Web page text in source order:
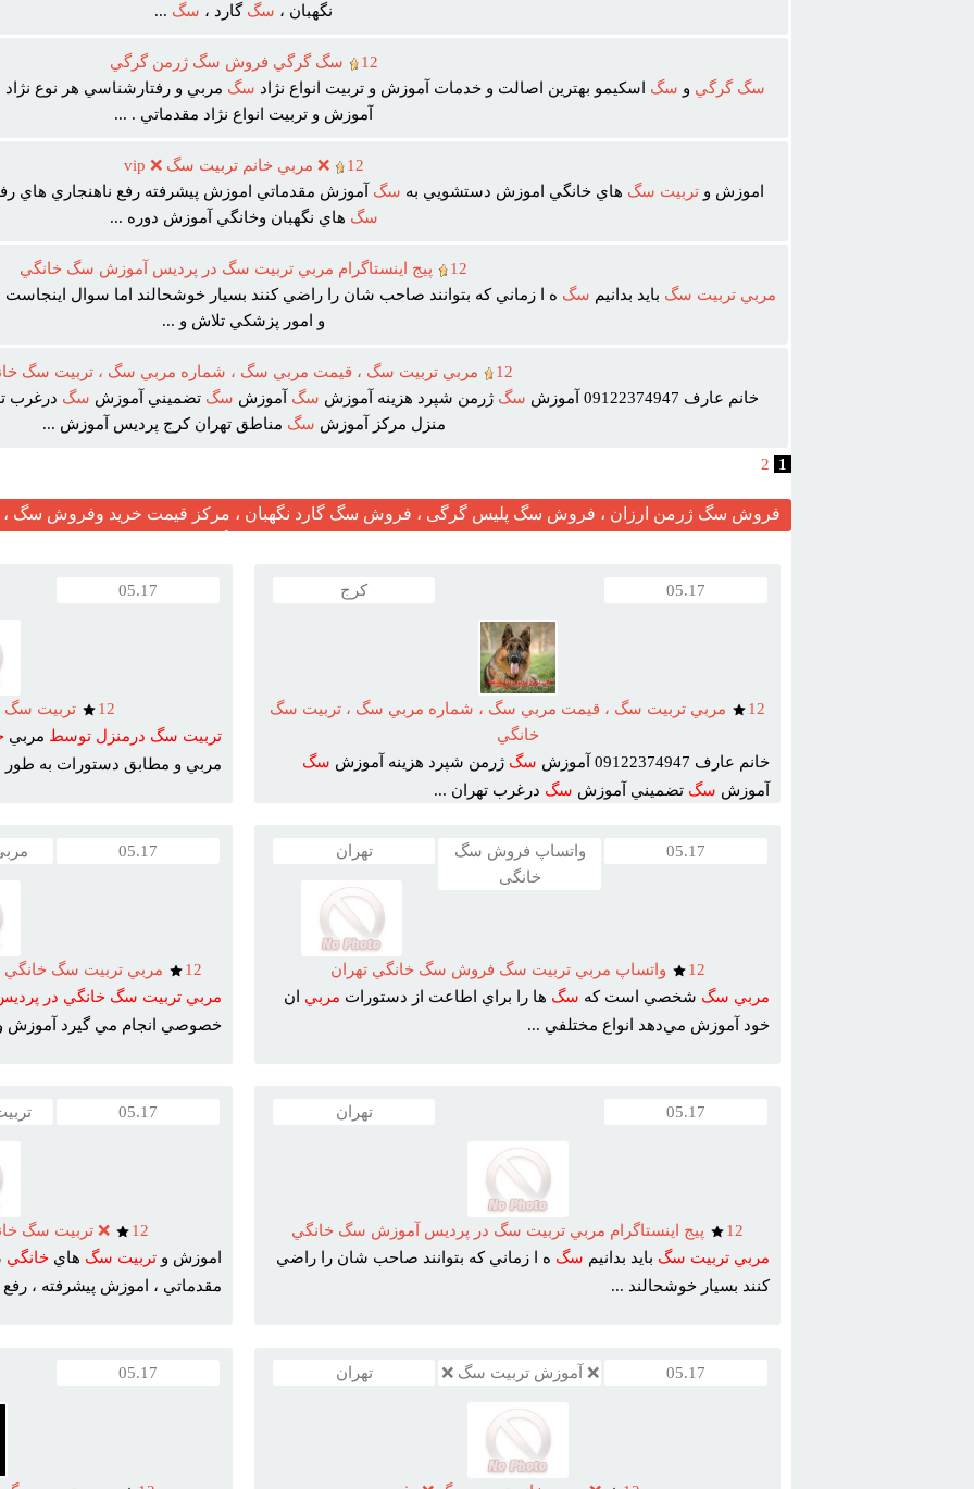
نگهبان ، سگ گارد ، سگ ...
12
سگ گرگي فروش سگ ژرمن گرگي
سگ گرگي و سگ اسکيمو بهترين اصالت و خدمات آموزش و تربيت انواع نژاد سگ مربي و رفتارشناسي هر نوع نژاد
آموزش و تربيت انواع نژاد مقدماتي . ...
12
❌ مربي خانم تربيت سگ ❌ vip
اموزش وتربيت سگ هاي خانگي اموزش دستشويي به سگ آموزش مقدماتي اموزش پيشرفته رفع ناهنجاري هاي
سگ هاي نگهبان وخانگي آموزش دوره ...
12
پيج اينستاگرام مربي تربيت سگ در پرديس آموزش سگ خانگي
مربي تربيت سگ بايد بدانيم سگ ه ا زماني که بتوانند صاحب شان را راضي کنند بسيار خوشحالند اما سوال اينجاست
و امور پزشکي تلاش و ...
12
مربي تربيت سگ ، قيمت مربي سگ ، شماره مربي سگ ، تربيت سگ
خانم عارف 09122374947 آموزش
سگ ژرمن شپرد هزينه آموزش سگ آموزش سگ تضميني آموزش سگ درغرب
منزل مرکز آموزش سگ مناطق تهران کرج پرديس آموزش ...
2
فروش سگ ژرمن ارزان ، فروش سگ پلیس گرگی ، فروش سگ گارد نگهبان ، مرکز قیمت خرید وفروش سگ ،
05.17 کرج
12
مربي تربيت سگ ، قيمت مربي سگ ، شماره مربي سگ ، تربيت سگ
خانگي
خانم عارف 09122374947 آموزش
سگ ژرمن شپرد هزينه آموزش سگ
آموزش سگ تضميني آموزش سگ درغرب تهران ...
05.17
12
تربيت سگ
تربيت سگ درمنزل توسط مربي
مربي و مطابق دستورات به طور
05.17
واتساپ فروش سگ
خانگی
تهران
12
واتساپ مربي تربيت سگ فروش سگ خانگي تهران
مربي سگ شخصي است که سگ ها را براي اطاعت از دستورات مربي ان
خود آموزش مي‌دهد انواع مختلفي ...
05.17
12
مربي تربيت سگ
مربي تربيت سگ خانگي در
خصوصي انجام مي گيرد آموزش
05.17 تهران
12
پيج اينستاگرام مربي تربيت سگ در پرديس آموزش سگ خانگي
مربي تربيت سگ بايد بدانيم سگ ه ا زماني که بتوانند صاحب شان را راضي
کنند بسيار خوشحالند ...
05.17
12
❌ تربيت سگ
اموزش وتربيت سگ هايخانگي
مقدماتي ، اموزش پيشرفته ،
05.17 ❌ آموزش تربیت سگ ❌ تهران 05.17